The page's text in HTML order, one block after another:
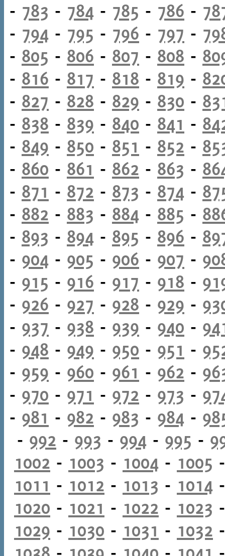
- 783 - 784 - 785 - 786 -
- 794 - 795 - 796 - 797 -
- 805 - 806 - 807 - 808 -
- 816 - 817 - 818 - 819 -
- 827 - 828 - 829 - 830 -
- 838 - 839 - 840 - 841 -
- 849 - 850 - 851 - 852 -
- 860 - 861 - 862 - 863 -
- 871 - 872 - 873 - 874 -
- 882 - 883 - 884 - 885 -
- 893 - 894 - 895 - 896 -
- 904 - 905 - 906 - 907 -
- 915 - 916 - 917 - 918 -
- 926 - 927 - 928 - 929 -
- 937 - 938 - 939 - 940 -
- 948 - 949 - 950 - 951 -
- 959 - 960 - 961 - 962 -
- 970 - 971 - 972 - 973 -
- 981 - 982 - 983 - 984 -
- 992 - 993 - 994 - 995 -
1002 - 1003 - 1004 - 1005
1011 - 1012 - 1013 - 1014
1020 - 1021 - 1022 - 1023
1029 - 1030 - 1031 - 1032